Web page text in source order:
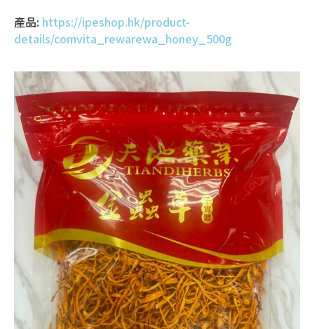
產品: https://ipeshop.hk/product-
details/comvita_rewarewa_honey_500g